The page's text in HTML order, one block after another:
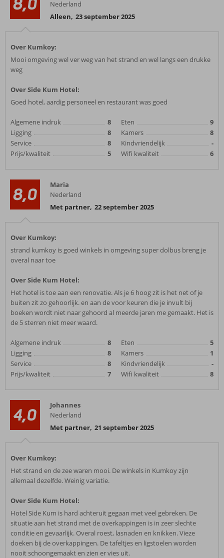
Nederland
Alleen, 23 september 2025
Over Kumkoy:
Mooi omgeving wel ver weg van het strand en wel langs een drukke
weg
Over Side Kum Hotel:
Goed hotel, aardig personeel en restaurant was goed
Algemene indruk
8
Ligging
8
Service
8
Prijs/kwaliteit
5
Eten
9
Kamers
8
Kindvriendelijk
-
Wifi kwaliteit
6
8,0
Maria
Nederland
Met partner, 22 september 2025
Over Kumkoy:
strand kumkoy is goed winkels in omgeving super dolbus breng je
overal naar toe
Over Side Kum Hotel:
Het hotel is toe aan een renovatie. Als je 6 hoog zit is het net of je
buiten zit zo gehoorlijk. en aan de voor keuren die je invult bij
boeken wordt niet naar gehoord al meerde jaren me gemaakt. Het is
de 5 sterren niet meer waard.
Algemene indruk
8
Ligging
8
Service
8
Prijs/kwaliteit
7
Eten
5
Kamers
1
Kindvriendelijk
-
Wifi kwaliteit
8
4,0
Johannes
Nederland
Met partner, 21 september 2025
Over Kumkoy:
Het strand en de zee waren mooi. De winkels in Kumkoy zijn
allemaal dezelfde. Weinig variatie.
Over Side Kum Hotel:
Hotel Side Kum is hard achteruit gegaan met veel gebreken. De
situatie aan het strand met de overkappingen is in zeer slechte
conditie en gevaarlijk. Overal roest, lasnaden en knikken. Vieze
doeken bij de overkappingen. De tafeltjes en ligstoelen worden
nooit schoongemaakt en zien er vies uit.